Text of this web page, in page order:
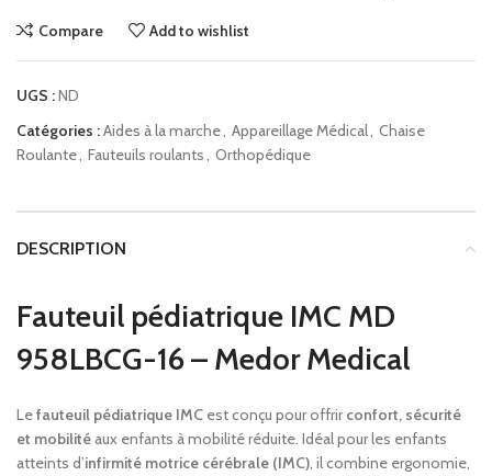
Compare Add to wishlist
UGS :ND
Catégories :Aides à la marche, Appareillage Médical, Chaise
Roulante, Fauteuils roulants, Orthopédique
DESCRIPTION
Fauteuil pédiatrique IMC MD
958LBCG-16 – Medor Medical
Lefauteuil pédiatrique IMC est conçu pour offrirconfort, sécurité
et mobilité aux enfants à mobilité réduite. Idéal pour les enfants
atteints d’infirmité motrice cérébrale (IMC), il combine ergonomie,